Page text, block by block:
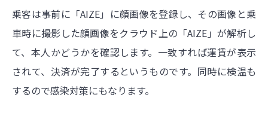
乗客は事前に「AIZE」に顔画像を登録し、その画像と乗
車時に撮影した顔画像をクラウド上の「AIZE」が解析し
て、本人かどうかを確認します。一致すれば運賃が表示
されて、決済が完了するというものです。同時に検温も
するので感染対策にもなります。